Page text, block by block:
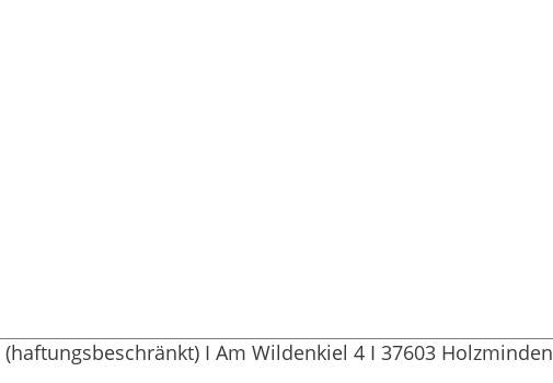
(haftungsbeschränkt) I Am Wildenkiel 4 I 37603 Holzminden